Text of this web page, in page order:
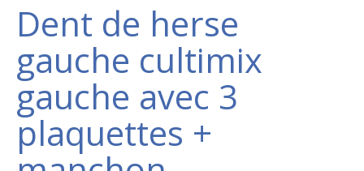
Dent de herse
gauche cultimix
gauche avec 3
plaquettes +